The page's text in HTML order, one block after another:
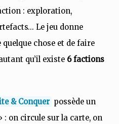
: exploration,
Le jeu donne
chose et de faire
qu’il existe 6 factions
& Conquer possède un
: on circule sur la carte, on